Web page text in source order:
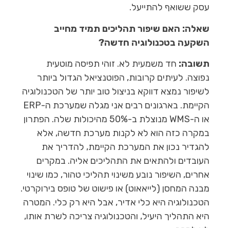
עסק ששואף להתייעל.
שאלה: האם שיפור תהליכים תמיד מחייב
השקעה בטכנולוגיה חדשה?
תשובה: חד משמעית לא. זוהי תפיסה מוטעית
נפוצה. לעיתים קרובות, הפוטנציאל הגדול ביותר
לשיפור נמצא דווקא בניצול טוב יותר של הטכנולוגיה
הקיימת. בארגונים רבים אני מגלה שמערכת ה-ERP
או ה-WMS מנוצלת ב-50% מהיכולות שלה. הפתרון
במקרה כזה הוא לא לקנות מערכת חדשה, אלא
להגדיר נכון את המערכת הקיימת, להדריך את
העובדים ולהתאים את התהליכים אליה. במקרים
אחרים, השיפור נובע משינוי תהליכי טהור, כמו שינוי
מבנה המחסן (לייאאוט) או פישוט של טופס בירוקרטי.
הטכנולוגיה היא כלי אדיר, אבל היא רק כלי. המטרה
היא התהליך היעיל, והטכנולוגיה צריכה לשרת אותו,